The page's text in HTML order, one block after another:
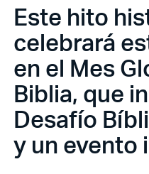
Este hito
celebrará
en el Mes
Biblia, que
Desafío
y un evento